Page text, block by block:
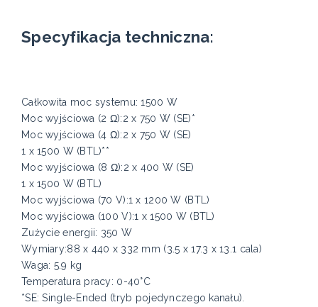
Specyfikacja techniczna:
Całkowita moc systemu: 1500 W
Moc wyjściowa (2 Ω):2 x 750 W (SE)*
Moc wyjściowa (4 Ω):2 x 750 W (SE)
1 x 1500 W (BTL)**
Moc wyjściowa (8 Ω):2 x 400 W (SE)
1 x 1500 W (BTL)
Moc wyjściowa (70 V):1 x 1200 W (BTL)
Moc wyjściowa (100 V):1 x 1500 W (BTL)
Zużycie energii: 350 W
Wymiary:88 x 440 x 332 mm (3.5 x 17.3 x 13.1 cala)
Waga: 5.9 kg
Temperatura pracy: 0-40°C
*SE: Single-Ended (tryb pojedynczego kanału).